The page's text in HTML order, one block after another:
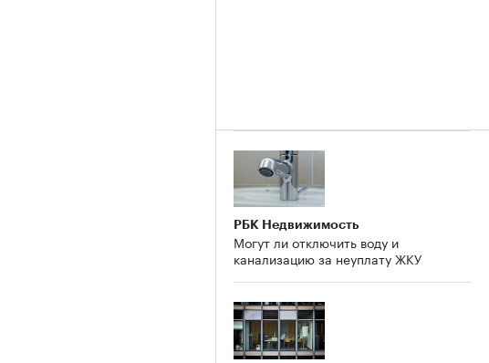
РБК Недвижимость
Могут ли отключить воду и
канализацию за неуплату ЖКУ